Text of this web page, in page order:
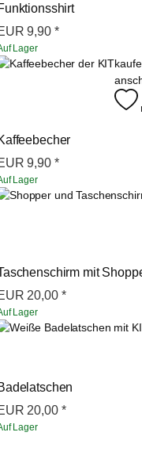
9,90 *
Lager
9,90 *
Lager
mit
20,00 *
Lager
20,00 *
Lager